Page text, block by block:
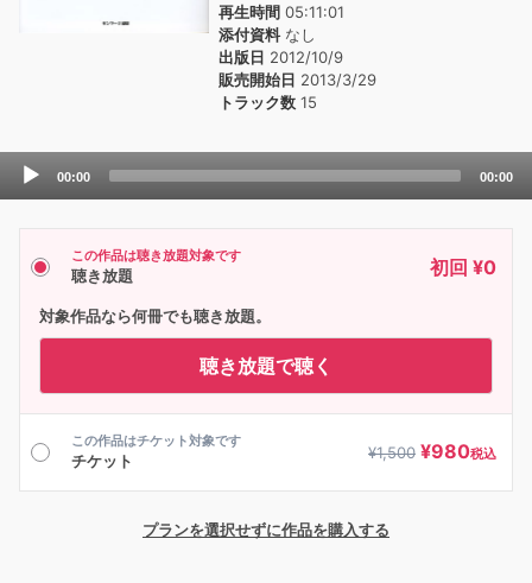
再生時間 05:11:01
添付資料なし
出版日 2012/10/9
販売開始日 2013/3/29
トラック数 15
Audio
00:00 00:00
この作品は聴き放題対象です
聴き放題 初回 ¥0
対象作品なら何冊でも聴き放題。
聴き放題で聴く
この作品はチケット対象です
チケット ¥1,500 ¥980税込
プランを選択せずに作品を購入する